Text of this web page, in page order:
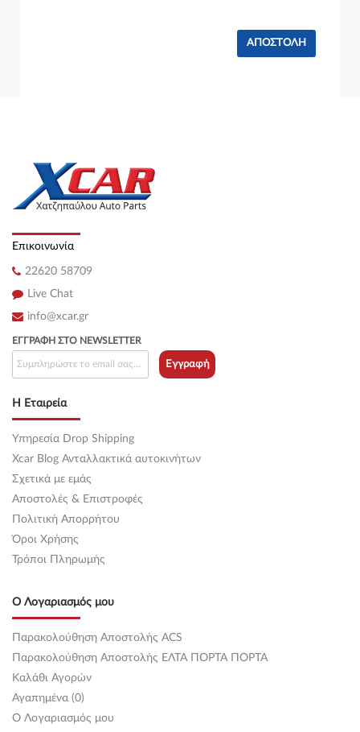
Επικοινωνία
22620 58709
Live Chat
info@xcar.gr
Η Εταιρεία
Υπηρεσία Drop Shipping
Xcar Blog Ανταλλακτικά αυτοκινήτων
Σχετικά με εμάς
Αποστολές & Επιστροφές
Πολιτική Απορρήτου
Όροι Χρήσης
Τρόποι Πληρωμής
Ο Λογαριασμός μου
Παρακολούθηση Αποστολής ACS
Παρακολούθηση Αποστολής ΕΛΤΑ ΠΟΡΤΑ ΠΟΡΤΑ
Καλάθι Αγορών
Αγαπημένα (0)
O Λογαριασμός μου
ΕΓΓΡΑΦΉ ΣΤΟ NEWSLETTER
Εγγραφή